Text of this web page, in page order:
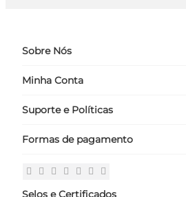
Sobre Nós
Quem Somos
Minha Conta
Meus Dados
Suporte e Políticas
Políticas
Fale Conosco
Formas de pagamento
Selos e Certificados